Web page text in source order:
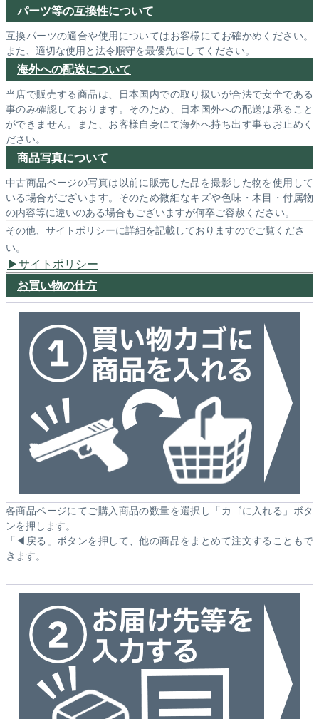
パーツ等の互換性について
互換パーツの適合や使用についてはお客様にてお確かめください。
また、適切な使用と法令順守を最優先にしてください。
海外への配送について
当店で販売する商品は、日本国内での取り扱いが合法で安全である
事のみ確認しております。そのため、日本国外への配送は承ること
ができません。また、お客様自身にて海外へ持ち出す事もお止めく
ださい。
商品写真について
中古商品ページの写真は以前に販売した品を撮影した物を使用して
いる場合がございます。そのため微細なキズや色味・木目・付属物
の内容等に違いのある場合もございますが何卒ご容赦ください。
その他、サイトポリシーに詳細を記載しておりますのでご覧くださ
い。
サイトポリシー
お買い物の仕方
各商品ページにてご購入商品の数量を選択し「カゴに入れる」ボタ
ンを押します。
「◀戻る」ボタンを押して、他の商品をまとめて注文することもで
きます。